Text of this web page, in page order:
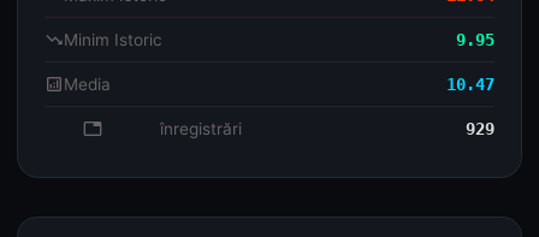
trending_downMinim Istoric 9.95
analyticsMedia 10.47
database înregistrări 929